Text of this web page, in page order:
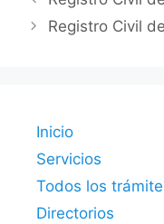
Registro Civil
Inicio
Servicios
Todos los
Directorios